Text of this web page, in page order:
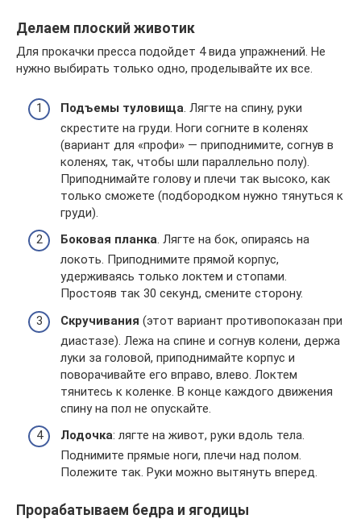
Делаем плоский животик
Для прокачки пресса подойдет 4 вида упражнений. Не
нужно выбирать только одно, проделывайте их все.
Подъемы туловища. Лягте на спину, руки
скрестите на груди. Ноги согните в коленях
(вариант для «профи» — приподнимите, согнув в
коленях, так, чтобы шли параллельно полу).
Приподнимайте голову и плечи так высоко, как
только сможете (подбородком нужно тянуться к
груди).
Боковая планка. Лягте на бок, опираясь на
локоть. Приподнимите прямой корпус,
удерживаясь только локтем и стопами.
Простояв так 30 секунд, смените сторону.
Скручивания (этот вариант противопоказан при
диастазе). Лежа на спине и согнув колени, держа
луки за головой, приподнимайте корпус и
поворачивайте его вправо, влево. Локтем
тянитесь к коленке. В конце каждого движения
спину на пол не опускайте.
Лодочка: лягте на живот, руки вдоль тела.
Поднимите прямые ноги, плечи над полом.
Полежите так. Руки можно вытянуть вперед.
Прорабатываем бедра и ягодицы